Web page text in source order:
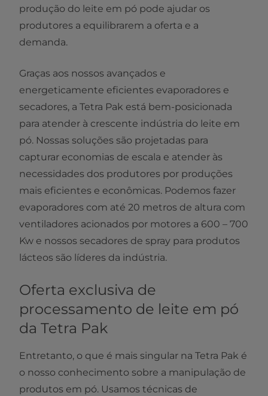
produção do leite em pó pode ajudar os
produtores a equilibrarem a oferta e a
demanda.
Graças aos nossos avançados e
energeticamente eficientes evaporadores e
secadores, a Tetra Pak está bem-posicionada
para atender à crescente indústria do leite em
pó. Nossas soluções são projetadas para
capturar economias de escala e atender às
necessidades dos produtores por produções
mais eficientes e econômicas. Podemos fazer
evaporadores com até 20 metros de altura com
ventiladores acionados por motores a 600 – 700
Kw e nossos secadores de spray para produtos
lácteos são líderes da indústria.
Oferta exclusiva de
processamento de leite em pó
da Tetra Pak
Entretanto, o que é mais singular na Tetra Pak é
o nosso conhecimento sobre a manipulação de
produtos em pó. Usamos técnicas de